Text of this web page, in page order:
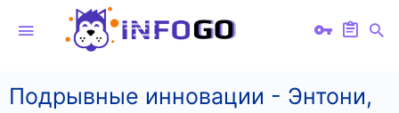
Подрывные инновации - Энтони,